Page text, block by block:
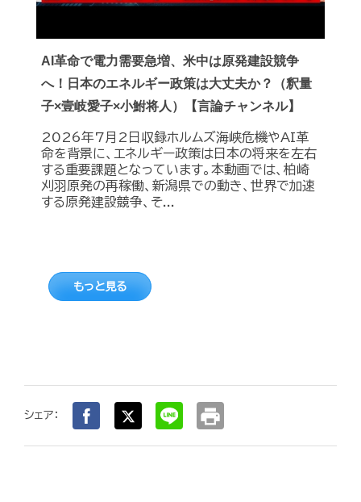
AI革命で電力需要急増、米中は原発建設競争
へ！日本のエネルギー政策は大丈夫か？（釈量
子×壹岐愛子×小鮒将人）【言論チャンネル】
2026年7月2日収録ホルムズ海峡危機やAI革
命を背景に、エネルギー政策は日本の将来を左右
する重要課題となっています。本動画では、柏崎
刈羽原発の再稼働、新潟県での動き、世界で加速
する原発建設競争、そ...
もっと見る
シェア： print